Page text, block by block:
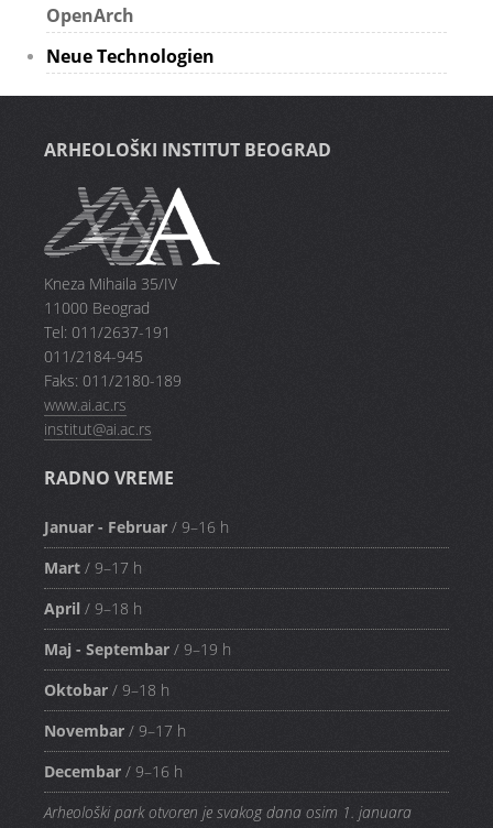
OpenArch
Neue Technologien
ARHEOLOŠKI INSTITUT BEOGRAD
Kneza Mihaila 35/IV
11000 Beograd
Tel: 011/2637-191
011/2184-945
Faks: 011/2180-189
www.ai.ac.rs
institut@ai.ac.rs
RADNO VREME
Januar - Februar / 9–16 h
Mart / 9–17 h
April / 9–18 h
Maj - Septembar / 9–19 h
Oktobar / 9–18 h
Novembar / 9–17 h
Decembar / 9–16 h
Arheološki park otvoren je svakog dana osim 1. januara